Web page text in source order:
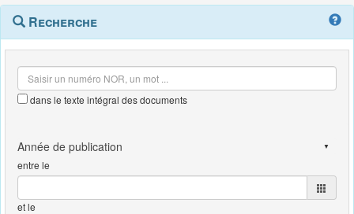
Navigation
outils
Menu
contextuel
Recherche
dans le texte intégral des documents
entre le
et le